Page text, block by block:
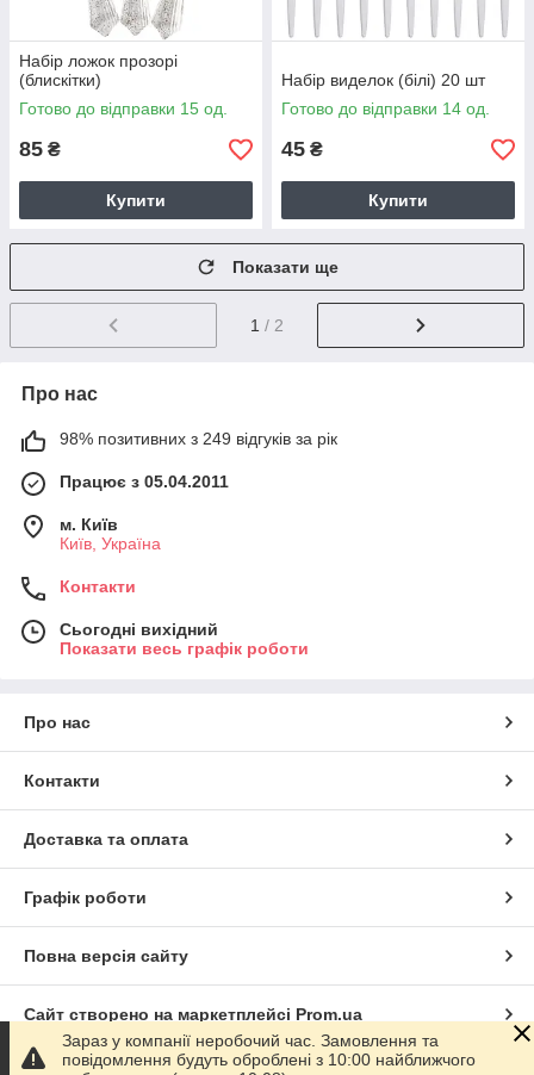
Набір ложок прозорі
(блискітки)
Готово до відправки 15 од.
85 ₴
Купити
Набір виделок (білі) 20 шт
Готово до відправки 14 од.
45 ₴
Купити
Показати ще
1 / 2
Про нас
98% позитивних з 249 відгуків за рік
Працює з 05.04.2011
м. Київ
Київ, Україна
Контакти
Сьогодні вихідний
Показати весь графік роботи
Про нас
Контакти
Доставка та оплата
Графік роботи
Повна версія сайту
Сайт створено на маркетплейсі Prom.ua
Зараз у компанії неробочий час. Замовлення та
повідомлення будуть оброблені з 10:00 найближчого